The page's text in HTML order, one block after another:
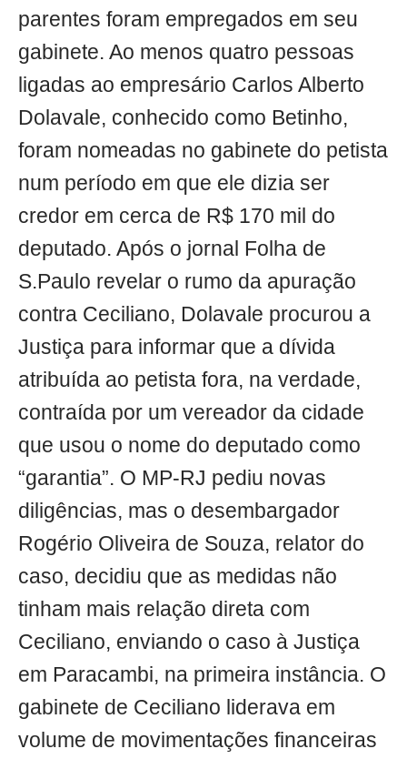
parentes foram empregados em seu
gabinete. Ao menos quatro pessoas
ligadas ao empresário Carlos Alberto
Dolavale, conhecido como Betinho,
foram nomeadas no gabinete do petista
num período em que ele dizia ser
credor em cerca de R$ 170 mil do
deputado. Após o jornal Folha de
S.Paulo revelar o rumo da apuração
contra Ceciliano, Dolavale procurou a
Justiça para informar que a dívida
atribuída ao petista fora, na verdade,
contraída por um vereador da cidade
que usou o nome do deputado como
“garantia”. O MP-RJ pediu novas
diligências, mas o desembargador
Rogério Oliveira de Souza, relator do
caso, decidiu que as medidas não
tinham mais relação direta com
Ceciliano, enviando o caso à Justiça
em Paracambi, na primeira instância. O
gabinete de Ceciliano liderava em
volume de movimentações financeiras